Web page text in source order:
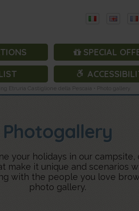
SPECIAL
Etruria Castiglione della Pescaia • Photo gallery.
Photogallery
your holidays in our campsite,
make it unique and scenarios
with the people you love
photo gallery.